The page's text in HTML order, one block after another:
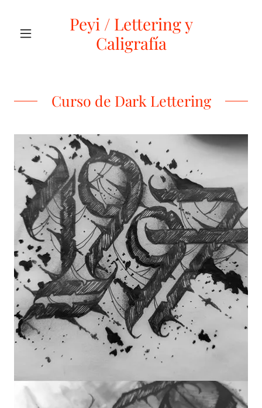
Peyi / Lettering y
Caligrafía
Curso de Dark Lettering